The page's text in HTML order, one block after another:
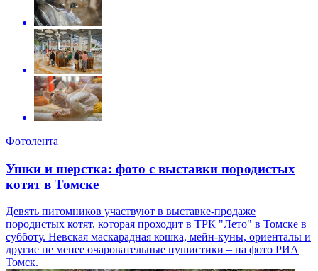
Фотолента
Ушки и шерстка: фото с выставки породистых
котят в Томске
Девять питомников участвуют в выставке-продаже
породистых котят, которая проходит в ТРК "Лето" в Томске в
субботу. Невская маскарадная кошка, мейн-куны, ориенталы и
другие не менее очаровательные пушистики – на фото РИА
Томск.